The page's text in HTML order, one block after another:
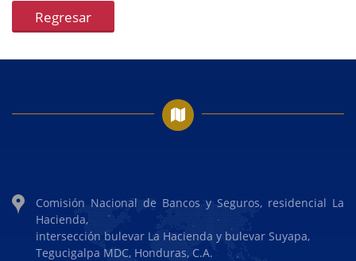
Regresar
Comisión Nacional de Bancos y Seguros, residencial La
Hacienda,
intersección bulevar La Hacienda y bulevar Suyapa,
Tegucigalpa MDC, Honduras, C.A.